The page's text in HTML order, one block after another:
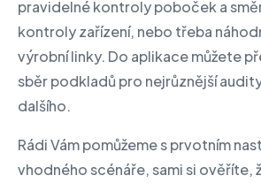
pravidelné kontroly poboček a
kontroly zařízení, nebo třeba
výrobní linky. Do aplikace můžete
sběr podkladů pro nejrůznější
dalšího.
Rádi Vám pomůžeme s prvotním
vhodného scénáře, sami si ověříte,